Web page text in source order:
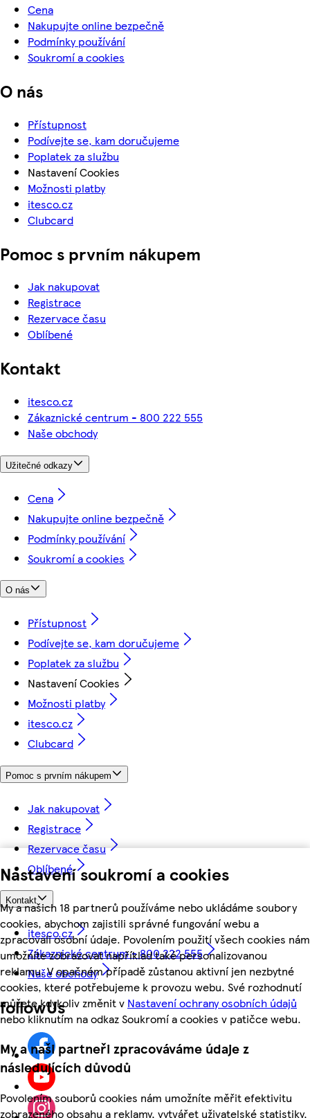
Nastavení soukromí a cookies
My a našich 18 partnerů používáme nebo ukládáme soubory
cookies, abychom zajistili správné fungování webu a
zpracovali osobní údaje. Povolením použití všech cookies nám
umožníte zobrazovat například také personalizovanou
reklamu. V opačném případě zůstanou aktivní jen nezbytné
cookies, které potřebujeme k provozu webu. Své rozhodnutí
můžete kdykoliv změnit v Nastavení ochrany osobních údajů
nebo kliknutím na odkaz Soukromí a cookies v patičce webu.
My a naši partneři zpracováváme údaje z
následujících důvodů
Povolením souborů cookies nám umožníte měřit efektivitu
zobrazeného obsahu a reklamy, vytvářet uživatelské statistiky,
Cena
Nakupujte online bezpečně
Podmínky používání
Soukromí a cookies
O nás
Přístupnost
Podívejte se, kam doručujeme
Poplatek za službu
Nastavení Cookies
Možnosti platby
itesco.cz
Clubcard
Pomoc s prvním nákupem
Jak nakupovat
Registrace
Rezervace času
Oblíbené
Kontakt
itesco.cz
Zákaznické centrum - 800 222 555
Naše obchody
Užitečné odkazy
Cena
Nakupujte online bezpečně
Podmínky používání
Soukromí a cookies
O nás
Přístupnost
Podívejte se, kam doručujeme
Poplatek za službu
Nastavení Cookies
Možnosti platby
itesco.cz
Clubcard
Pomoc s prvním nákupem
Jak nakupovat
Registrace
Rezervace času
Oblíbené
Kontakt
itesco.cz
Zákaznické centrum - 800 222 555
Naše obchody
followUs